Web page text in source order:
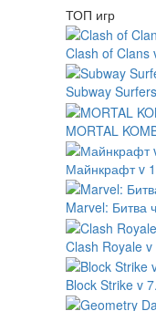
ТОП игр
Clash of Clans
Subway
MORTAL
Майнкрафт v
Marvel: Битва
Clash Royale
Block Strike v